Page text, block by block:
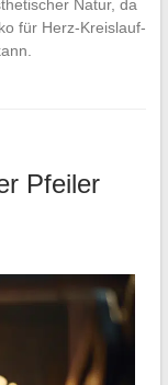
Natur, da
für Herz-Kreislauf-
Pfeiler